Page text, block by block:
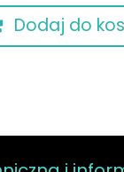
Dodaj do